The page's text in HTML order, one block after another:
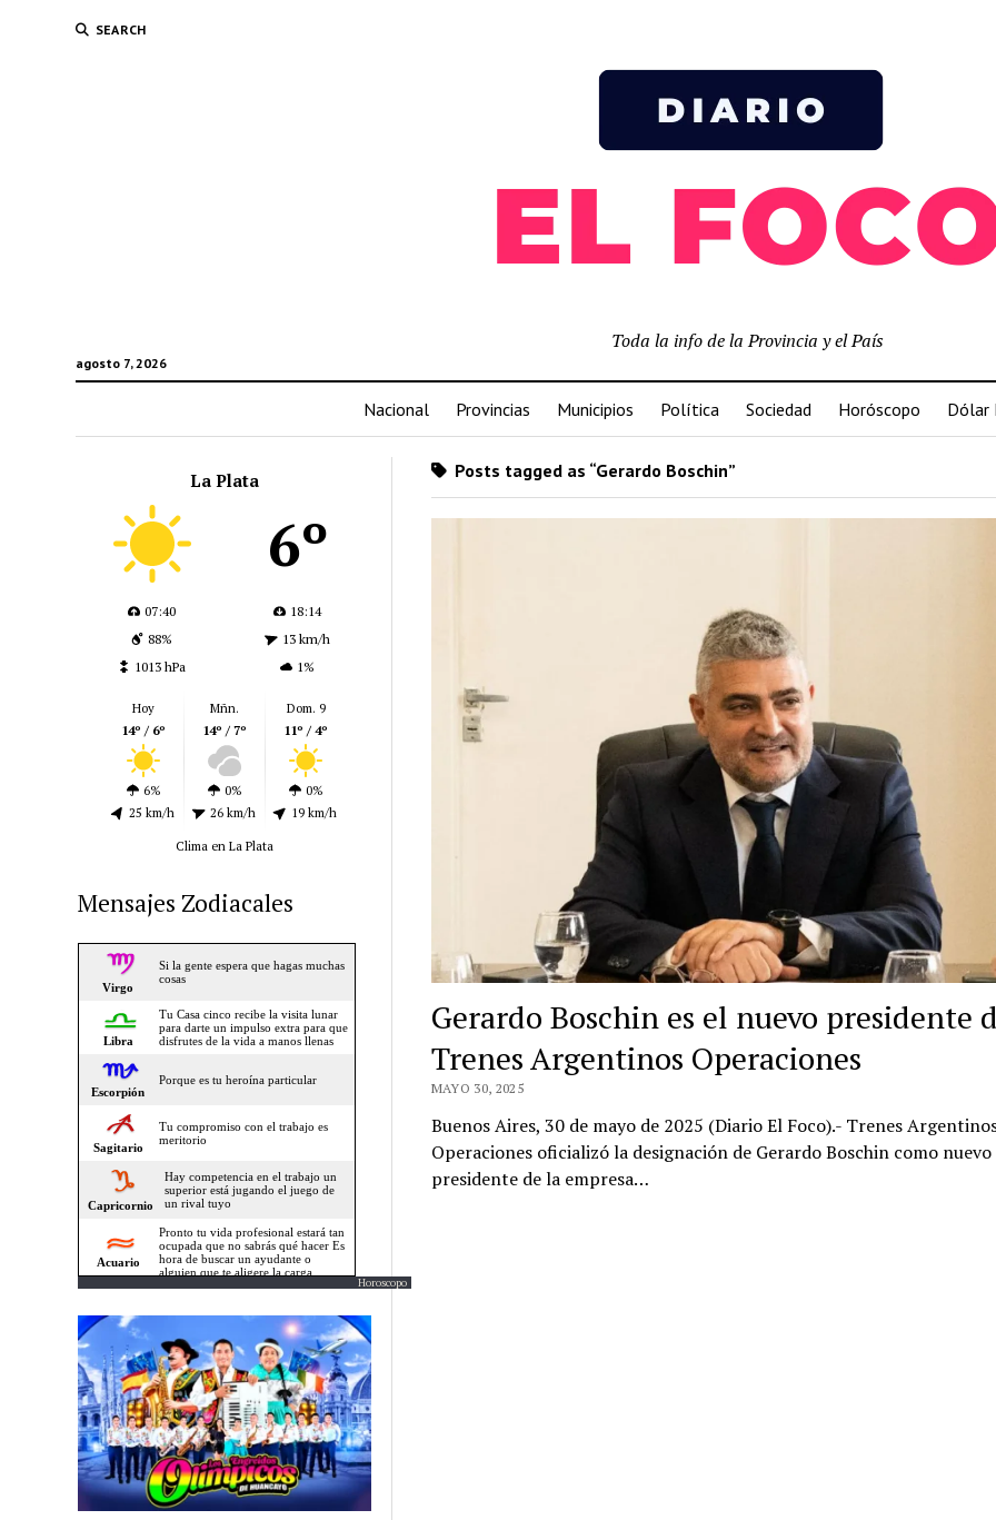
SEARCH
agosto 7, 2026
Toda la info de la Provincia y el País
Nacional Provincias Municipios Política Sociedad Horóscopo Dólar
La Plata
6º
07:40
18:14
88%
13 km/h
1013 hPa
1%
Hoy
14º / 6º
6%
25 km/h
Mñn.
14º / 7º
0%
26 km/h
Dom. 9
11º / 4º
0%
19 km/h
Clima en La Plata
Mensajes Zodiacales
Horoscopo
Posts tagged as “Gerardo Boschin”
Gerardo Boschin es el nuevo presidente
Trenes Argentinos Operaciones
MAYO 30, 2025
Buenos Aires, 30 de mayo de 2025 (Diario El Foco).- Trenes
Operaciones oficializó la designación de Gerardo Boschin como nuevo
presidente de la empresa…